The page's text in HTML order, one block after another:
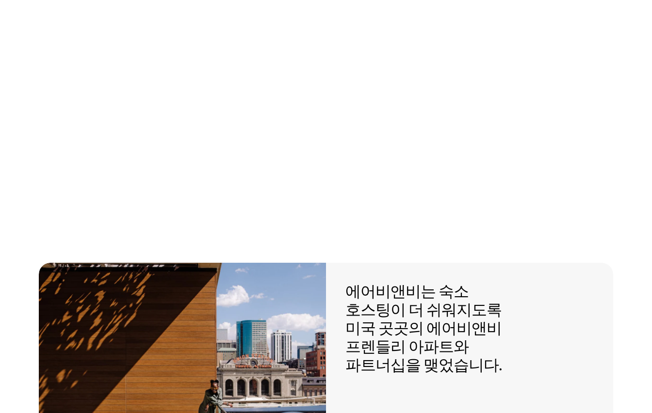
에어비앤비는 숙소 호스팅이 더 쉬워지도록
에어비앤비는 숙소
호스팅이 더 쉬워지도록
미국 곳곳의 에어비앤비
프렌들리 아파트와
파트너십을 맺었습니다.